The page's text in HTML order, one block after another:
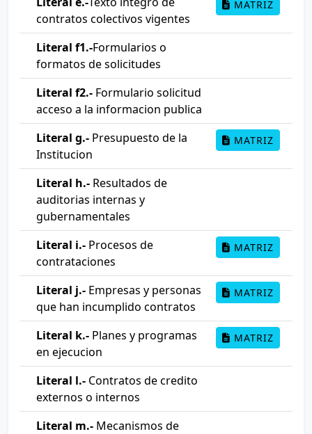
contratos colectivos vigentes
MATRIZ
Literal f1.-Formularios o
formatos de solicitudes
Literal f2.- Formulario solicitud
acceso a la informacion publica
Literal g.- Presupuesto de la
Institucion
MATRIZ
Literal h.- Resultados de
auditorias internas y
gubernamentales
Literal i.- Procesos de
contrataciones
MATRIZ
Literal j.- Empresas y personas
que han incumplido contratos
MATRIZ
Literal k.- Planes y programas
en ejecucion
MATRIZ
Literal l.- Contratos de credito
externos o internos
Literal m.- Mecanismos de